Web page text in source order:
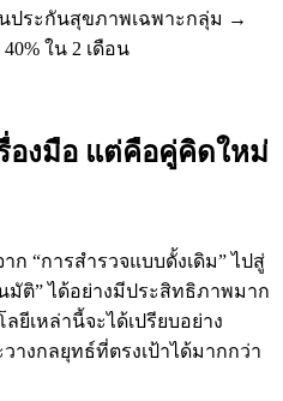
ประกันสุขภาพเฉพาะกลุ่ม →
ใน 2 เดือน
องมือ แต่คือคู่คิดใหม่
ก “การสำรวจแบบดั้งเดิม” ไปสู่
มัติ” ได้อย่างมีประสิทธิภาพมาก
ยีเหล่านี้จะได้เปรียบอย่าง
างกลยุทธ์ที่ตรงเป้าได้มากกว่า